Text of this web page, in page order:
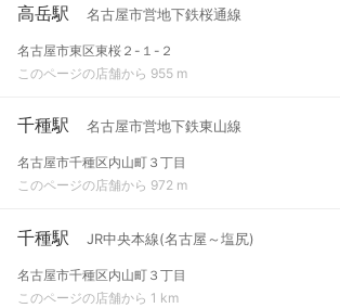
高岳駅 名古屋市営地下鉄桜通線
名古屋市東区東桜２-１-２
このページの店舗から 955 m
千種駅 名古屋市営地下鉄東山線
名古屋市千種区内山町３丁目
このページの店舗から 972 m
千種駅 JR中央本線(名古屋～塩尻)
名古屋市千種区内山町３丁目
このページの店舗から 1 km